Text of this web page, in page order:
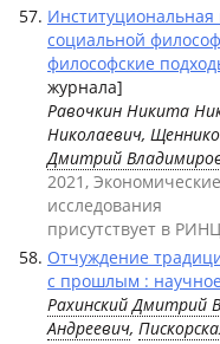
Институциональная
социальной
философские
журнала]
Равочкин Никита
Николаевич,
Дмитрий
2021,
исследования
присутствует в
Отчуждение
с прошлым :
Рахинский Дмитрий
Андреевич,